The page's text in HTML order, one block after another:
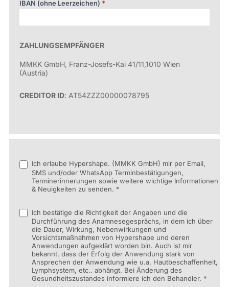
IBAN (ohne Leerzeichen) *
ZAHLUNGSEMPFÄNGER
MMKK GmbH, Franz-Josefs-Kai 41/11,1010 Wien
(Austria)
CREDITOR ID: AT54ZZZ00000078795
Ich erlaube Hypershape. (MMKK GmbH) mir per Email,
SMS und/oder WhatsApp Terminbestätigungen,
Terminerinnerungen sowie weitere wichtige Informationen
& Neuigkeiten zu senden. *
Ich bestätige die Richtigkeit der Angaben und die
Durchführung des Anamnesegesprächs, in dem ich über
die Dauer, Wirkung, Nebenwirkungen und
Vorsichtsmaßnahmen von Hypershape und deren
Anwendungen aufgeklärt worden bin. Auch ist mir
bekannt, dass der Erfolg der Anwendung stark von
Ansprechen der Anwendung wie u.a. Hautbeschaffenheit,
Lymphsystem, etc.. abhängt. Bei Änderung des
Gesundheitszustandes informiere ich den Behandler. *